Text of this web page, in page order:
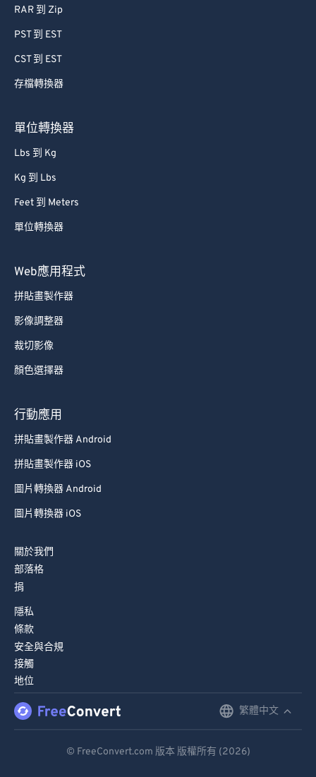
RAR 到 Zip
PST 到 EST
CST 到 EST
存檔轉換器
單位轉換器
Lbs 到 Kg
Kg 到 Lbs
Feet 到 Meters
單位轉換器
Web應用程式
拼貼畫製作器
影像調整器
裁切影像
顏色選擇器
行動應用
拼貼畫製作器 Android
拼貼畫製作器 iOS
圖片轉換器 Android
圖片轉換器 iOS
關於我們
部落格
捐
隱私
條款
安全與合規
接觸
地位
繁體中文
© FreeConvert.com 版本 版權所有 (2026)